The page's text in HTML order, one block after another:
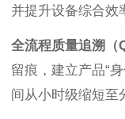
并提升设备综合效
全流程质量追溯（
留痕，建立产品“
间从小时级缩短至